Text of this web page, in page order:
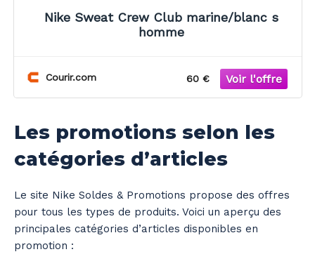
Nike Sweat Crew Club marine/blanc s
homme
Courir.com 60 €
Les promotions selon les
catégories d’articles
Le site Nike Soldes & Promotions propose des offres
pour tous les types de produits. Voici un aperçu des
principales catégories d’articles disponibles en
promotion :